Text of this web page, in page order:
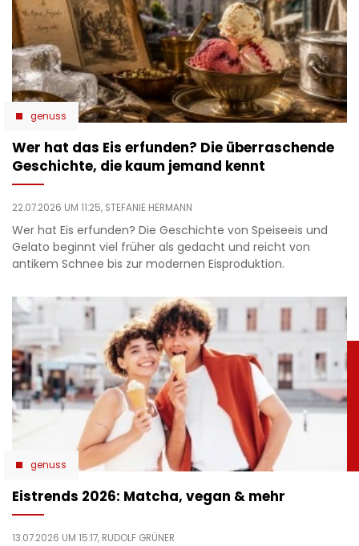
genuss
Wer hat das Eis erfunden? Die überraschende
Geschichte, die kaum jemand kennt
22.07.2026 UM 11:25, STEFANIE HERMANN
Wer hat Eis erfunden? Die Geschichte von Speiseeis und
Gelato beginnt viel früher als gedacht und reicht von
antikem Schnee bis zur modernen Eisproduktion.
genuss
Eistrends 2026: Matcha, vegan & mehr
13.07.2026 UM 15:17, RUDOLF GRÜNER